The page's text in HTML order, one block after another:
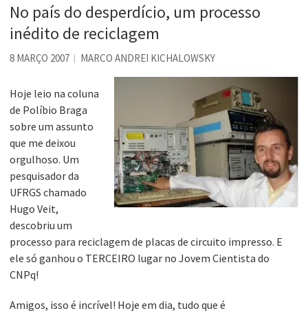
A construção da urbanidade
Aprender a fracassar é o segredo do sucesso
No país do desperdício, um processo
inédito de reciclagem
8 MARÇO 2007 MARCO ANDREI KICHALOWSKY
Hoje leio na coluna
de Políbio Braga
sobre um assunto
que me deixou
orgulhoso. Um
pesquisador da
UFRGS chamado
Hugo Veit,
descobriu um
processo para reciclagem de placas de circuito impresso. E
ele só ganhou o TERCEIRO lugar no Jovem Cientista do
CNPq!
Amigos, isso é incrível! Hoje em dia, tudo que é